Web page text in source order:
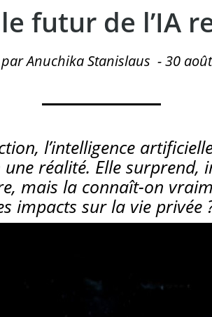
futur de l’IA
par Anuchika Stanislaus -30
l’intelligence
réalité. Elle surprend,
mais la connaît-on
impacts sur la vie privée